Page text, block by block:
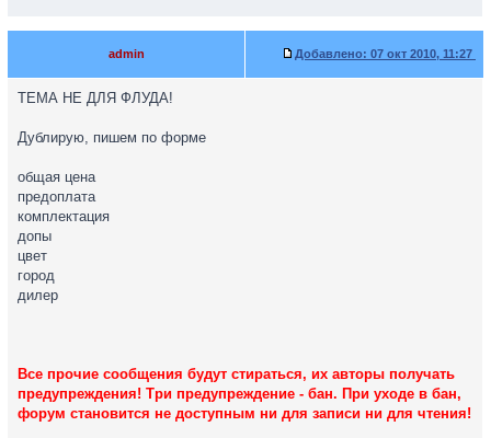
admin Добавлено: 07 окт 2010, 11:27
ТЕМА НЕ ДЛЯ ФЛУДА!
Дублирую, пишем по форме
общая цена
предоплата
комплектация
допы
цвет
город
дилер
Все прочие сообщения будут стираться, их авторы получать
предупреждения! Три предупреждение - бан. При уходе в бан,
форум становится не доступным ни для записи ни для чтения!